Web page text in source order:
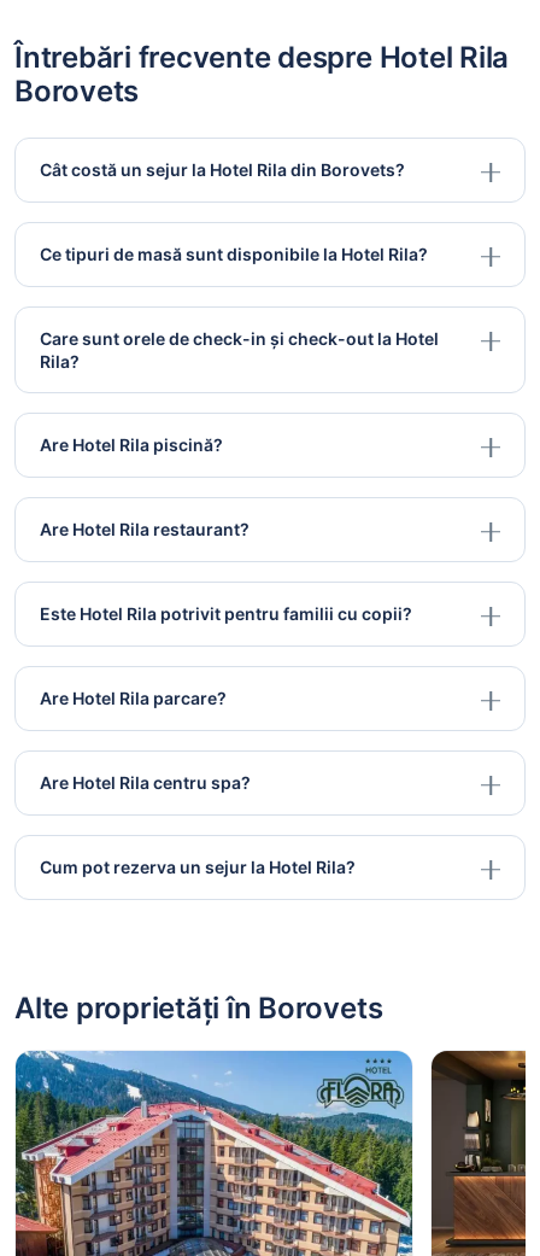
Întrebări frecvente despre Hotel Rila
Borovets
Cât costă un sejur la Hotel Rila din Borovets?
Ce tipuri de masă sunt disponibile la Hotel Rila?
Care sunt orele de check-in și check-out la Hotel
Rila?
Are Hotel Rila piscină?
Are Hotel Rila restaurant?
Este Hotel Rila potrivit pentru familii cu copii?
Are Hotel Rila parcare?
Are Hotel Rila centru spa?
Cum pot rezerva un sejur la Hotel Rila?
Alte proprietăți în Borovets